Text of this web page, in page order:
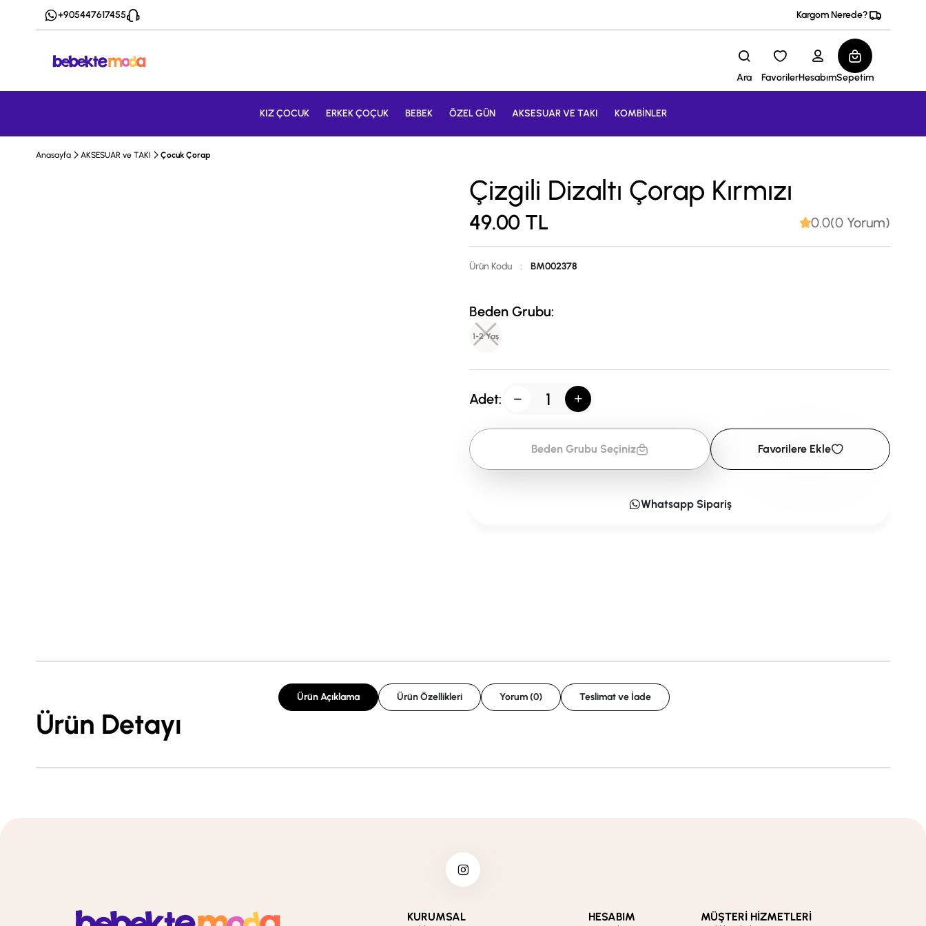
+905447617455 Kargom Nerede?
Ara FavorilerHesabımSepetim
KIZ ÇOCUK ERKEK ÇOÇUK BEBEK ÖZEL GÜN AKSESUAR VE TAKI KOMBİNLER
Anasayfa AKSESUAR ve TAKI Çocuk Çorap
Çizgili Dizaltı Çorap Kırmızı
49.00 TL 0.0(0 Yorum)
Ürün Kodu : BM002378
Beden Grubu:
1-2 Yaş
Adet:
Beden Grubu Seçiniz Favorilere Ekle
Whatsapp Sipariş
Ürün Açıklama Ürün Özellikleri Yorum (0) Teslimat ve İade
Ürün Detayı
KURUMSAL HESABIM MÜŞTERİ HİZMETLERİ